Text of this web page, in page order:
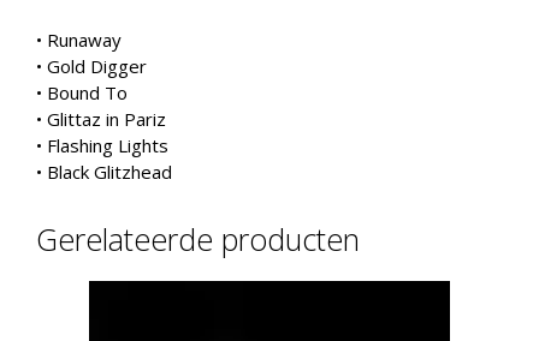
• Runaway
• Gold Digger
• Bound To
• Glittaz in Pariz
• Flashing Lights
• Black Glitzhead
Gerelateerde producten